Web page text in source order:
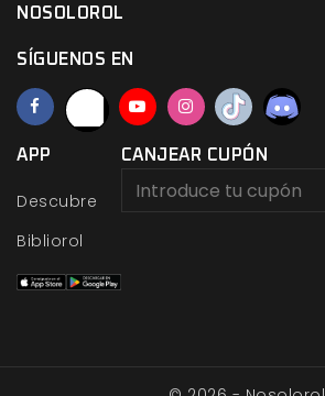
NOSOLOROL
SÍGUENOS EN
APP
Descubre
Bibliorol
CANJEAR CUPÓN